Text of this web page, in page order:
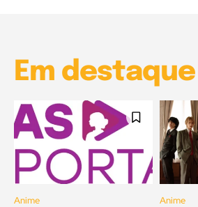
Em destaque
Anime Anime